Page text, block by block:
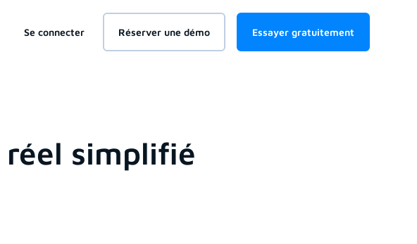
Se connecter Réserver une démo Essayer gratuitement
réel simplifié